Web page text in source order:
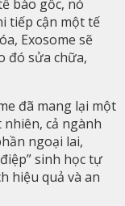
bào gốc, nó
tiếp cận một tế
Exosome sẽ
đó sửa chữa,
đã mang lại một
cả ngành
ngoại lai,
sinh học tự
hiệu quả và an